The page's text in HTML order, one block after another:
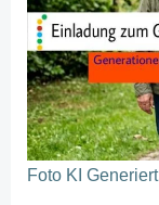
Foto KI Generiert